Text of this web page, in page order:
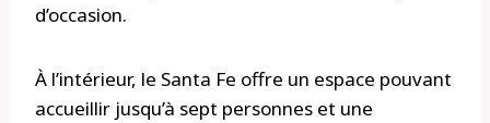
d’occasion.
À l’intérieur, le Santa Fe offre un espace pouvant
accueillir jusqu’à sept personnes et une